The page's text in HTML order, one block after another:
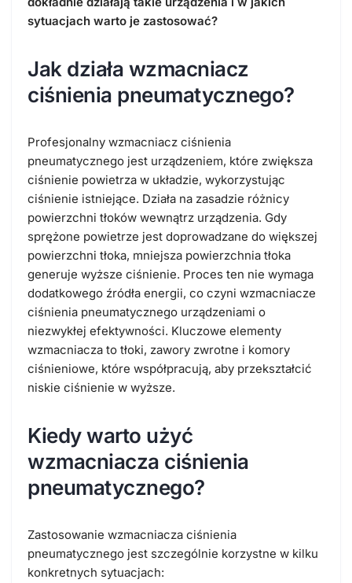
sytuacjach warto je zastosować?
Jak działa wzmacniacz
ciśnienia pneumatycznego?
Profesjonalny wzmacniacz ciśnienia
pneumatycznego jest urządzeniem, które zwiększa
ciśnienie powietrza w układzie, wykorzystując
ciśnienie istniejące. Działa na zasadzie różnicy
powierzchni tłoków wewnątrz urządzenia. Gdy
sprężone powietrze jest doprowadzane do większej
powierzchni tłoka, mniejsza powierzchnia tłoka
generuje wyższe ciśnienie. Proces ten nie wymaga
dodatkowego źródła energii, co czyni wzmacniacze
ciśnienia pneumatycznego urządzeniami o
niezwykłej efektywności. Kluczowe elementy
wzmacniacza to tłoki, zawory zwrotne i komory
ciśnieniowe, które współpracują, aby przekształcić
niskie ciśnienie w wyższe.
Kiedy warto użyć
wzmacniacza ciśnienia
pneumatycznego?
Zastosowanie wzmacniacza ciśnienia
pneumatycznego jest szczególnie korzystne w kilku
konkretnych sytuacjach: